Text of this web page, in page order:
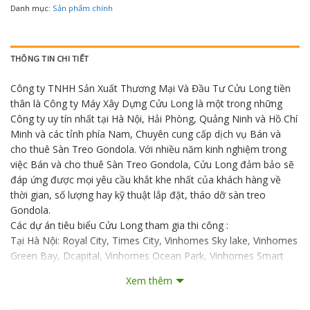
Danh mục: Sản phẩm chính
THÔNG TIN CHI TIẾT
Công ty TNHH Sản Xuất Thương Mại Và Đầu Tư Cửu Long tiền
thân là Công ty Máy Xây Dựng Cửu Long là một trong những
Công ty uy tín nhất tại Hà Nội, Hải Phòng, Quảng Ninh và Hồ Chí
Minh và các tỉnh phía Nam, Chuyên cung cấp dịch vụ Bán và
cho thuê Sàn Treo Gondola. Với nhiều năm kinh nghiệm trong
việc Bán và cho thuê Sàn Treo Gondola, Cửu Long đảm bảo sẽ
đáp ứng được mọi yêu cầu khắt khe nhất của khách hàng về
thời gian, số lượng hay kỹ thuật lắp đặt, tháo dỡ sàn treo
Gondola.
Các dự án tiêu biểu Cửu Long tham gia thi công :
Tại Hà Nội: Royal City, Times City, Vinhomes Sky lake, Vinhomes
Green Bay, Dcapital, Vinhomes Ocean Park, Vinhomes Smart
Tại Hồ Chí Minh: Trường Đại học Ngân hàng, The Sun Avanue,
Xem thêm